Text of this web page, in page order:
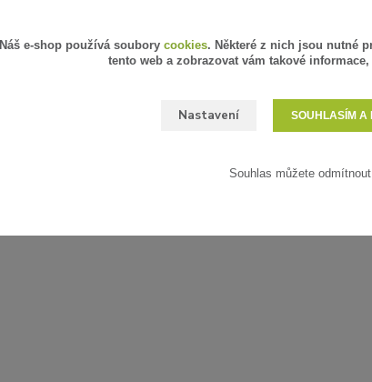
Náš e-shop používá soubory cookies. Některé z nich jsou nutné
tento web a zobrazovat vám takové
Nastavení SOUHLASÍM A
Souhlas můžete odmítnout